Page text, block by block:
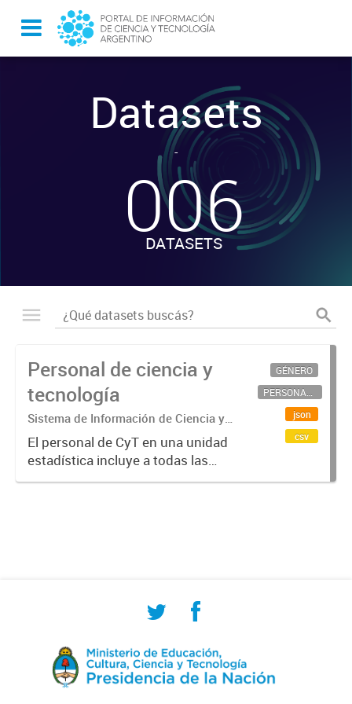
Datasets
-
006
DATASETS
Personal de ciencia y
tecnología
Sistema de Información de Ciencia y
Tecnología Argentino (SICYTAR)
El personal de CyT en una unidad
estadística incluye a todas las
personas involucradas
GÉNERO
PERSONAL CIENTÍFICO-TECNOLÓGICO
json
csv